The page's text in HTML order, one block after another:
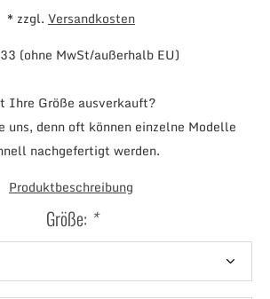
* zzgl. Versandkosten
(ohne MwSt/außerhalb EU)
Ihre Größe ausverkauft?
uns, denn oft können einzelne Modelle
nachgefertigt werden.
Produktbeschreibung
Größe: *